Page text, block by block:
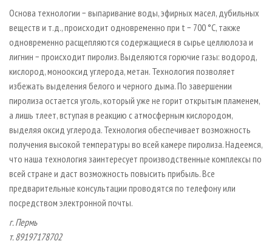
ИНСТРУМЕНТ И МАТЕРИАЛЫ
БИБЛИОТЕКА СПЕЦИАЛИСТА
Основа технологии − выпаривание воды, эфирных масел, дубильных
веществ и т.д., происходит одновременно при t − 700 °C, также
одновременно расщепляются содержащиеся в сырье целлюлоза и
лигнин − происходит пиролиз. Выделяются горючие газы: водород,
кислород, монооксид углерода, метан. Технология позволяет
избежать выделения белого и черного дыма. По завершении
пиролиза остается уголь, который уже не горит открытым пламенем,
а лишь тлеет, вступая в реакцию с атмосферным кислородом,
выделяя оксид углерода. Технология обеспечивает возможность
получения высокой температуры во всей камере пиролиза. Надеемся,
что наша технология заинтересует производственные комплексы по
всей стране и даст возможность повысить прибыль. Все
предварительные консультации проводятся по телефону или
посредством электронной почты.
г. Пермь
т. 89197178702